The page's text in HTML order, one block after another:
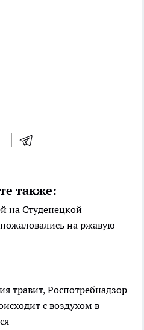
также:
на Студенецкой
на ржавую
травит, Роспотребнадзор
с воздухом в